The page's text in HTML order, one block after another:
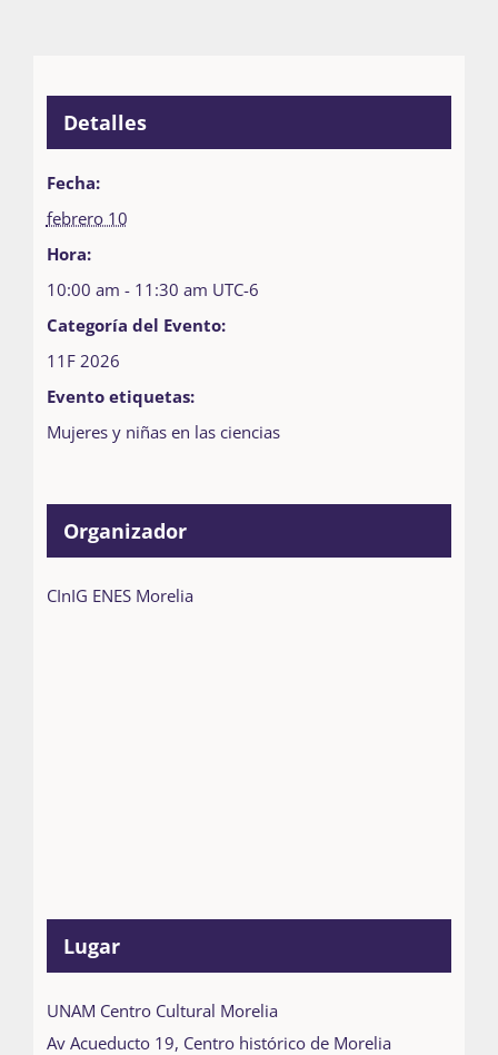
Detalles
Fecha:
febrero 10
Hora:
10:00 am - 11:30 am UTC-6
Categoría del Evento:
11F 2026
Evento etiquetas:
Mujeres y niñas en las ciencias
Organizador
CInIG ENES Morelia
Lugar
UNAM Centro Cultural Morelia
Av Acueducto 19, Centro histórico de Morelia